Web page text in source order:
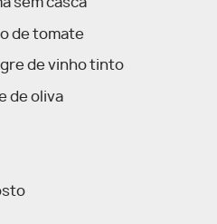
sem casca
de tomate
de vinho tinto
de oliva